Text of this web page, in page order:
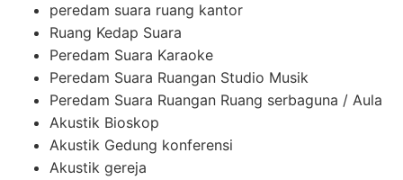
peredam suara ruang kantor
Ruang Kedap Suara
Peredam Suara Karaoke
Peredam Suara Ruangan Studio Musik
Peredam Suara Ruangan Ruang serbaguna / Aula
Akustik Bioskop
Akustik Gedung konferensi
Akustik gereja